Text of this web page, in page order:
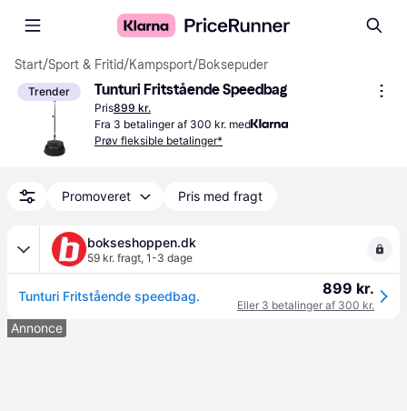
Start/Sport & Fritid/Kampsport/Boksepuder
Trender Tunturi Fritstående Speedbag
Pris899 kr.
Fra 3 betalinger af 300 kr. med
Prøv fleksible betalinger*
Promoveret Pris med fragt
bokseshoppen.dk
59 kr. fragt, 1-3 dage
Tunturi Fritstående speedbag. 899 kr.
Eller 3 betalinger af 300 kr.
Annonce